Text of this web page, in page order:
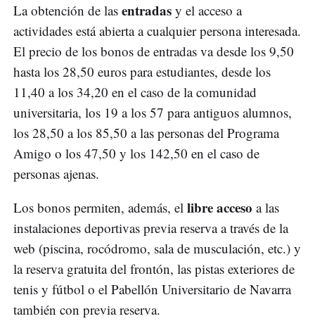
La obtención de las entradas y el acceso a
actividades está abierta a cualquier persona interesada.
El precio de los bonos de entradas va desde los 9,50
hasta los 28,50 euros para estudiantes, desde los
11,40 a los 34,20 en el caso de la comunidad
universitaria, los 19 a los 57 para antiguos alumnos,
los 28,50 a los 85,50 a las personas del Programa
Amigo o los 47,50 y los 142,50 en el caso de
personas ajenas.
Los bonos permiten, además, el libre acceso a las
instalaciones deportivas previa reserva a través de la
web (piscina, rocódromo, sala de musculación, etc.) y
la reserva gratuita del frontón, las pistas exteriores de
tenis y fútbol o el Pabellón Universitario de Navarra
también con previa reserva.